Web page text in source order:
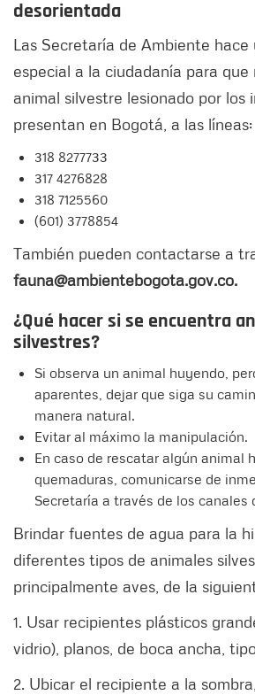
desorientada
Las Secretaría de Ambiente hace
especial a la ciudadanía para
animal silvestre lesionado por los
presentan en Bogotá, a las líneas:
318 8277733
317 4276828
318 7125560
(601) 3778854
También pueden contactarse a
fauna@ambientebogota.gov.co.
¿Qué hacer si se encuentra
silvestres?
Si observa un animal huyendo,
aparentes, dejar que siga su
manera natural.
Evitar al máximo la manipulación.
En caso de rescatar algún animal
quemaduras, comunicarse de
Secretaría a través de los canales
Brindar fuentes de agua para la
diferentes tipos de animales
principalmente aves, de la
1. Usar recipientes plásticos
vidrio), planos, de boca ancha,
2. Ubicar el recipiente a la